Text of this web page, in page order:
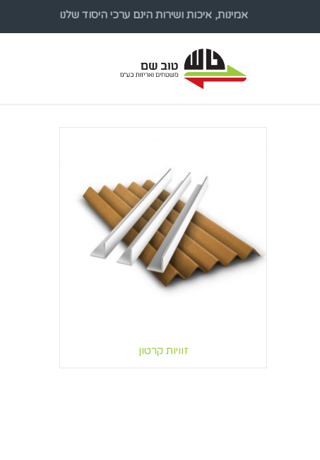
אמינות, איכות ושירות הינם ערכי היסוד שלנו
זוויות קרטון